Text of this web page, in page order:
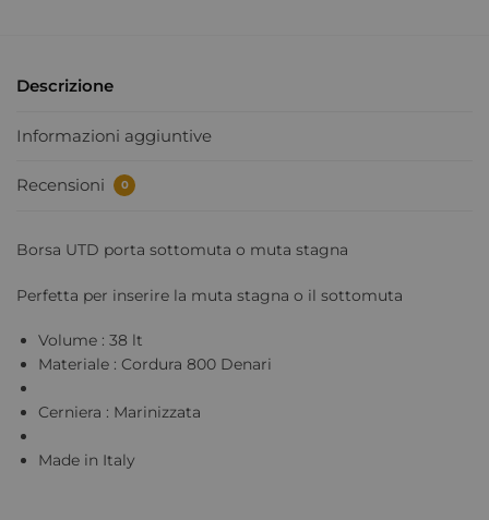
Descrizione
Informazioni aggiuntive
Recensioni 0
Borsa UTD porta sottomuta o muta stagna
Perfetta per inserire la muta stagna o il sottomuta
Volume : 38 lt
Materiale : Cordura 800 Denari
Cerniera : Marinizzata
Made in Italy